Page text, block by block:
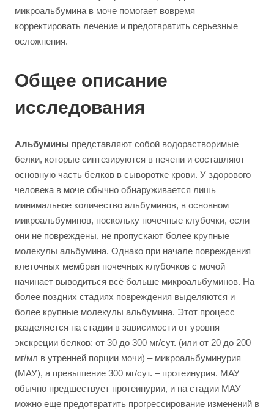
микроальбумина в моче помогает вовремя
корректировать лечение и предотвратить серьезные
осложнения.
Общее описание
исследования
Альбумины представляют собой водорастворимые
белки, которые синтезируются в печени и составляют
основную часть белков в сыворотке крови. У здорового
человека в моче обычно обнаруживается лишь
минимальное количество альбуминов, в основном
микроальбуминов, поскольку почечные клубочки, если
они не повреждены, не пропускают более крупные
молекулы альбумина. Однако при начале повреждения
клеточных мембран почечных клубочков с мочой
начинает выводиться всё больше микроальбуминов. На
более поздних стадиях повреждения выделяются и
более крупные молекулы альбумина. Этот процесс
разделяется на стадии в зависимости от уровня
экскреции белков: от 30 до 300 мг/сут. (или от 20 до 200
мг/мл в утренней порции мочи) – микроальбуминурия
(МАУ), а превышение 300 мг/сут. – протеинурия. МАУ
обычно предшествует протеинурии, и на стадии МАУ
можно еще предотвратить прогрессирование изменений в